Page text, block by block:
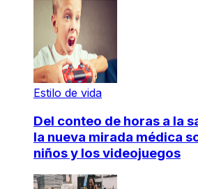
Estilo de vida
Del conteo de horas a la
la nueva mirada médica
niños y los videojuegos